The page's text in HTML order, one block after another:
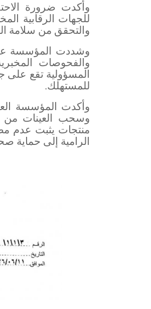
وأكدت ضرورة
للجهات الرقابية
والتحقق من سلامة
وشددت المؤسسة
والفحوصات
المسؤولية تقع
للمستهلك.
وأكدت المؤسسة
وسحب العينات من
منتجات يثبت عدم
الرامية إلى حماية